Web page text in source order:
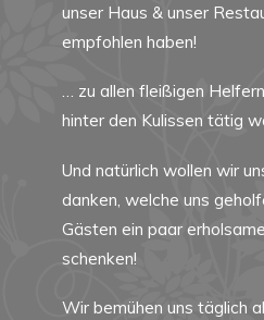
unser Haus & unser
empfohlen haben!
… zu allen fleißigen
hinter den Kulissen tätig
Und natürlich wollen wir
danken, welche uns
Gästen ein paar
schenken!
Wir bemühen uns täglich